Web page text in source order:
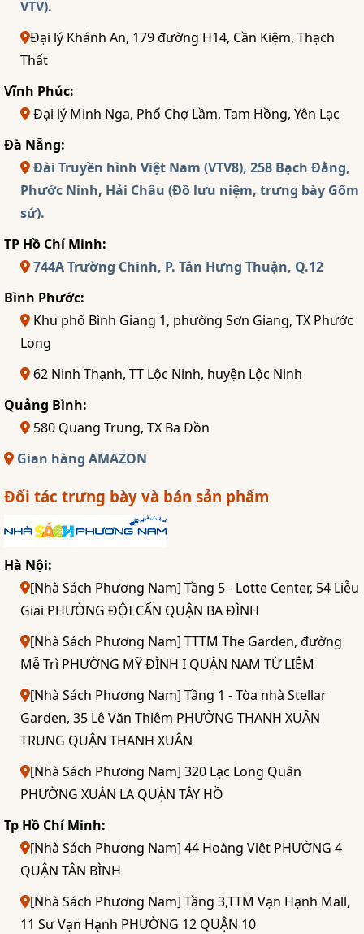
VTV).
Đại lý Khánh An, 179 đường H14, Cần Kiệm, Thạch
Thất
Vĩnh Phúc:
Đại lý Minh Nga, Phố Chợ Lầm, Tam Hồng, Yên Lạc
Đà Nẵng:
Đài Truyền hình Việt Nam (VTV8), 258 Bạch Đằng,
Phước Ninh, Hải Châu (Đồ lưu niệm, trưng bày Gốm
sứ).
TP Hồ Chí Minh:
744A Trường Chinh, P. Tân Hưng Thuận, Q.12
Bình Phước:
Khu phố Bình Giang 1, phường Sơn Giang, TX Phước
Long
62 Ninh Thạnh, TT Lộc Ninh, huyện Lộc Ninh
Quảng Bình:
580 Quang Trung, TX Ba Đồn
Gian hàng AMAZON
Đối tác trưng bày và bán sản phẩm
Hà Nội:
[Nhà Sách Phương Nam] Tầng 5 - Lotte Center, 54 Liễu
Giai PHƯỜNG ĐỘI CẤN QUẬN BA ĐÌNH
[Nhà Sách Phương Nam] TTTM The Garden, đường
Mễ Trì PHƯỜNG MỸ ĐÌNH I QUẬN NAM TỪ LIÊM
[Nhà Sách Phương Nam] Tầng 1 - Tòa nhà Stellar
Garden, 35 Lê Văn Thiêm PHƯỜNG THANH XUÂN
TRUNG QUẬN THANH XUÂN
[Nhà Sách Phương Nam] 320 Lạc Long Quân
PHƯỜNG XUÂN LA QUẬN TÂY HỒ
Tp Hồ Chí Minh:
[Nhà Sách Phương Nam] 44 Hoàng Việt PHƯỜNG 4
QUẬN TÂN BÌNH
[Nhà Sách Phương Nam] Tầng 3,TTM Vạn Hạnh Mall,
11 Sư Vạn Hạnh PHƯỜNG 12 QUẬN 10